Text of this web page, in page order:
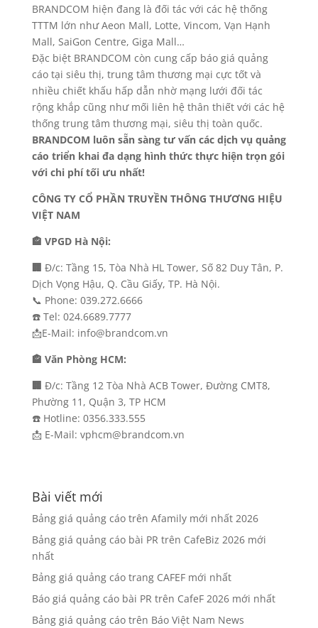
BRANDCOM hiện đang là đối tác với các hệ thống
TTTM lớn như Aeon Mall, Lotte, Vincom, Vạn Hạnh
Mall, SaiGon Centre, Giga Mall…
Đặc biệt BRANDCOM còn cung cấp báo giá quảng
cáo tại siêu thị, trung tâm thương mại cực tốt và
nhiều chiết khấu hấp dẫn nhờ mạng lưới đối tác
rộng khắp cũng như mối liên hệ thân thiết với các hệ
thống trung tâm thương mại, siêu thị toàn quốc.
BRANDCOM luôn sẵn sàng tư vấn các dịch vụ quảng
cáo triển khai đa dạng hình thức thực hiện trọn gói
với chi phí tối ưu nhất!
CÔNG TY CỔ PHẦN TRUYỀN THÔNG THƯƠNG HIỆU
VIỆT NAM
🏤 VPGD Hà Nội:
🏢 Đ/c: Tầng 15, Tòa Nhà HL Tower, Số 82 Duy Tân, P.
Dịch Vọng Hậu, Q. Cầu Giấy, TP. Hà Nội.
📞 Phone: 039.272.6666
☎️ Tel: 024.6689.7777
📩E-Mail: info@brandcom.vn
🏤 Văn Phòng HCM:
🏢 Đ/c: Tầng 12 Tòa Nhà ACB Tower, Đường CMT8,
Phường 11, Quận 3, TP HCM
☎️ Hotline: 0356.333.555
📩 E-Mail: vphcm@brandcom.vn
Bài viết mới
Bảng giá quảng cáo trên Afamily mới nhất 2026
Bảng giá quảng cáo bài PR trên CafeBiz 2026 mới
nhất
Bảng giá quảng cáo trang CAFEF mới nhất
Báo giá quảng cáo bài PR trên CafeF 2026 mới nhất
Bảng giá quảng cáo trên Báo Việt Nam News